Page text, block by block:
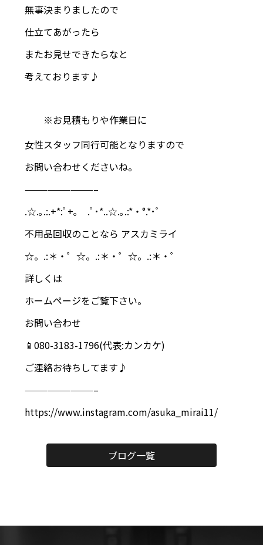
無事決まりましたので
仕立てあがったら
またお見せできたらなと
考えております♪
※お見積もりや作業日に
女性スタッフ同行可能となりますので
お問い合わせくださいね。
—————————–
.☆.｡.:.+*:ﾟ+｡ .ﾟ･*..☆.｡.:*・°.*･ﾟ
不用品回収のことなら アスカミライ
☆。.:＊・゜☆。.:＊・゜☆。.:＊・゜
詳しくは
ホームページをご覧下さい。
お問い合わせ
📱080-3183-1796(代表:カンカケ)
ご連絡お待ちしてます♪
—————————–
https://www.instagram.com/asuka_mirai11/
ブログ一覧